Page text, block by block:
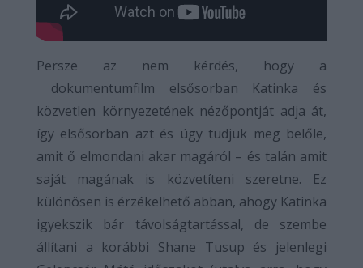
Persze az nem kérdés, hogy a
dokumentumfilm elsősorban Katinka és
közvetlen környezetének nézőpontját adja át,
így elsősorban azt és úgy tudjuk meg belőle,
amit ő elmondani akar magáról – és talán amit
saját magának is közvetíteni szeretne. Ez
különösen is érzékelhető abban, ahogy Katinka
igyekszik bár távolságtartással, de szembe
állítani a korábbi Shane Tusup és jelenlegi